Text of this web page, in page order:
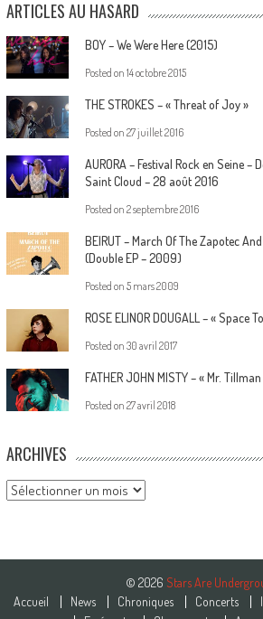
ARTICLES AU HASARD
BOY – We Were Here (2015)
Posted on 14 octobre 2015
THE STROKES – « Threat of Joy »
Posted on 27 juillet 2016
AURORA – Festival Rock en Seine –
Saint Cloud – 28 août 2016
Posted on 2 septembre 2016
BEIRUT – March Of The Zapotec
(Double EP – 2009)
Posted on 5 mars 2009
ROSE ELINOR DOUGALL – « Space
Posted on 30 avril 2017
FATHER JOHN MISTY – « Mr. Tillman
Posted on 27 avril 2018
ARCHIVES
Archives
© 2026 Stars Are
Accueil
News Chroniques Concerts